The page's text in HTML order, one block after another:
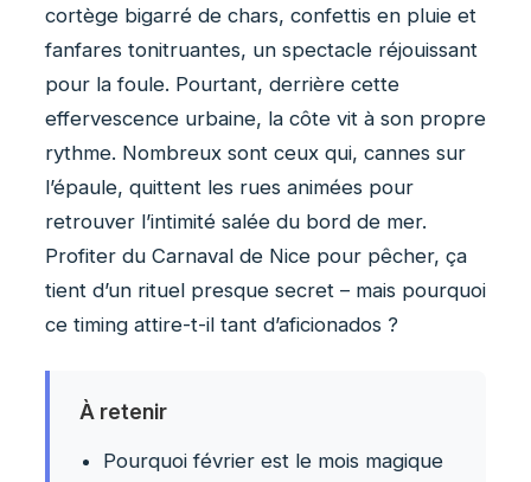
cortège bigarré de chars, confettis en pluie et
fanfares tonitruantes, un spectacle réjouissant
pour la foule. Pourtant, derrière cette
effervescence urbaine, la côte vit à son propre
rythme. Nombreux sont ceux qui, cannes sur
l’épaule, quittent les rues animées pour
retrouver l’intimité salée du bord de mer.
Profiter du Carnaval de Nice pour pêcher, ça
tient d’un rituel presque secret – mais pourquoi
ce timing attire-t-il tant d’aficionados ?
À retenir
Pourquoi février est le mois magique